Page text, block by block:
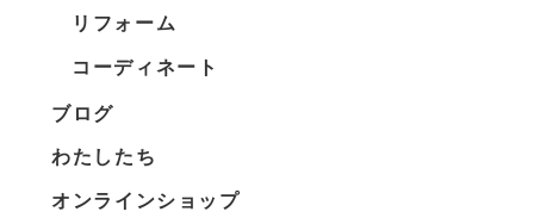
リフォーム
コーディネート
ブログ
わたしたち
オンラインショップ